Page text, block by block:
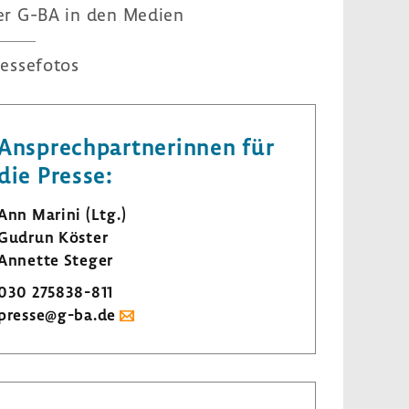
G-BA in den Medien
für
Presse:
Marini (Ltg.)
Köster
Steger
275838-​811
ba.de